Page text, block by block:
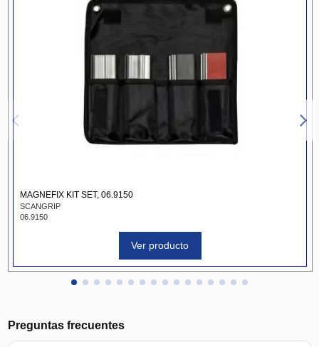
MAGNEFIX KIT SET, 06.9150
SCANGRIP
06.9150
Ver producto
Preguntas frecuentes